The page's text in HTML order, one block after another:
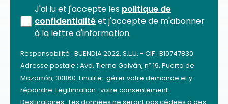
J'ai lu et j'accepte les politique de
confidentialitéet j'accepte de m'abonner
à la lettre d'information.
Responsabilité : BUENDIA 2022, S.L.U. - CIF : B10747830
Adresse postale : Avd. Tierno Galván, nº 19, Puerto de
Mazarrón, 30860. Finalité : gérer votre demande et y
répondre. Légitimation : votre consentement.